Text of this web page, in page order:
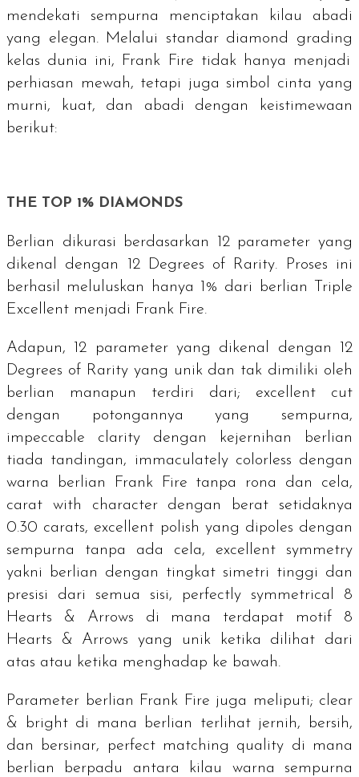
mendekati sempurna menciptakan kilau abadi
yang elegan. Melalui standar diamond grading
kelas dunia ini, Frank Fire tidak hanya menjadi
perhiasan mewah, tetapi juga simbol cinta yang
murni, kuat, dan abadi dengan keistimewaan
berikut:
THE TOP 1% DIAMONDS
Berlian dikurasi berdasarkan 12 parameter yang
dikenal dengan
12 Degrees of Rarity. Proses ini
berhasil meluluskan hanya 1% dari berlian
Triple
Excellent menjadi Frank Fire.
Adapun, 12 parameter yang dikenal dengan 12
Degrees of Rarityyang unik dan tak dimiliki oleh
berlian manapun terdiri dari; excellent cut
dengan potongannya yang sempurna,
impeccable clarity dengan kejernihan berlian
tiada tandingan, immaculately colorless dengan
warna berlian Frank Fire tanpa rona dan cela,
carat with character dengan berat setidaknya
0.30 carats, excellent polish yang dipoles dengan
sempurna tanpa ada cela, excellent symmetry
yakni berlian dengan tingkat simetri tinggi dan
presisi dari semua sisi, perfectly symmetrical 8
Hearts & Arrows di mana terdapat motif 8
Hearts & Arrowsyang unik ketika dilihat dari
atas atau ketika menghadap ke bawah.
Parameter berlian Frank Fire juga meliputi; clear
& bright di mana berlian terlihat jernih, bersih,
dan bersinar,
perfect matching quality di mana
berlian berpadu antara kilau warna sempurna